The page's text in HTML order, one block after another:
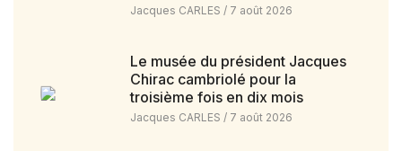
Jacques CARLES 7 août 2026
Le musée du président Jacques
Chirac cambriolé pour la
troisième fois en dix mois
Jacques CARLES 7 août 2026